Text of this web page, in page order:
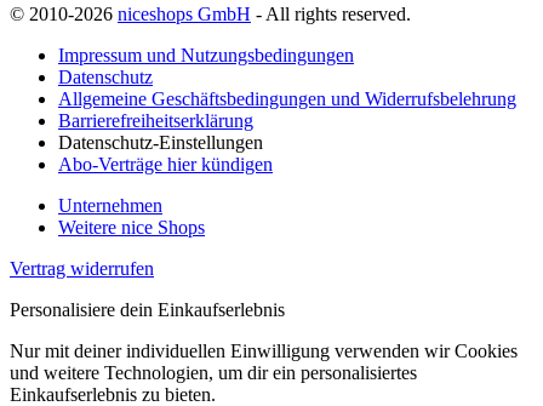
© 2010-2026 niceshops GmbH - All rights reserved.
Impressum und Nutzungsbedingungen
Datenschutz
Allgemeine Geschäftsbedingungen und Widerrufsbelehrung
Barrierefreiheitserklärung
Datenschutz-Einstellungen
Abo-Verträge hier kündigen
Unternehmen
Weitere nice Shops
Vertrag widerrufen
Personalisiere dein Einkaufserlebnis
Nur mit deiner individuellen Einwilligung verwenden wir Cookies
und weitere Technologien, um dir ein personalisiertes
Einkaufserlebnis zu bieten.